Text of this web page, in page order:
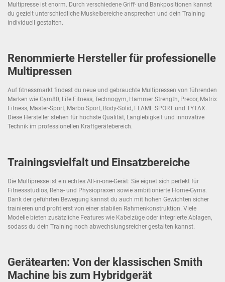
Multipresse ist enorm. Durch verschiedene Griff- und Bankpositionen kannst
du gezielt unterschiedliche Muskelbereiche ansprechen und dein Training
individuell gestalten.
Renommierte Hersteller für professionelle
Multipressen
Auf fitnessmarkt findest du neue und gebrauchte Multipressen von führenden
Marken wie Gym80, Life Fitness, Technogym, Hammer Strength, Precor, Matrix
Fitness, Master-Sport, Marbo Sport, Body-Solid, FLAME SPORT und TYTAX.
Diese Hersteller stehen für höchste Qualität, Langlebigkeit und innovative
Technik im professionellen Kraftgerätebereich.
Trainingsvielfalt und Einsatzbereiche
Die Multipresse ist ein echtes All-in-one-Gerät: Sie eignet sich perfekt für
Fitnessstudios, Reha- und Physiopraxen sowie ambitionierte Home-Gyms.
Dank der geführten Bewegung kannst du auch mit hohen Gewichten sicher
trainieren und profitierst von einer stabilen Rahmenkonstruktion. Viele
Modelle bieten zusätzliche Features wie Kabelzüge oder integrierte Ablagen,
sodass du dein Training noch abwechslungsreicher gestalten kannst.
Gerätearten: Von der klassischen Smith
Machine bis zum Hybridgerät